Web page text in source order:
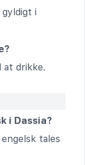
i
at drikke.
i Dassia?
tales